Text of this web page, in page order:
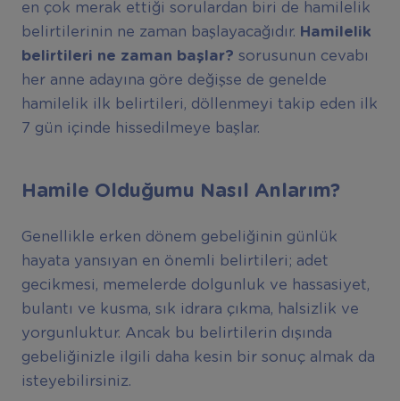
en çok merak ettiği sorulardan biri de hamilelik
belirtilerinin ne zaman başlayacağıdır. Hamilelik
belirtileri ne zaman başlar? sorusunun cevabı
her anne adayına göre değişse de genelde
hamilelik ilk belirtileri, döllenmeyi takip eden ilk
7 gün içinde hissedilmeye başlar.
Hamile Olduğumu Nasıl Anlarım?
Genellikle erken dönem gebeliğinin günlük
hayata yansıyan en önemli belirtileri; adet
gecikmesi, memelerde dolgunluk ve hassasiyet,
bulantı ve kusma, sık idrara çıkma, halsizlik ve
yorgunluktur. Ancak bu belirtilerin dışında
gebeliğinizle ilgili daha kesin bir sonuç almak da
isteyebilirsiniz.